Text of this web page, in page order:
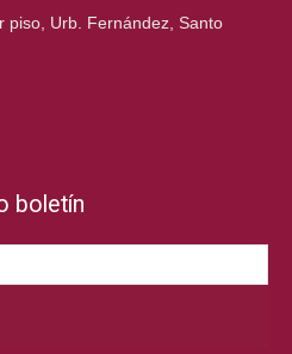
piso, Urb. Fernández, Santo
boletín